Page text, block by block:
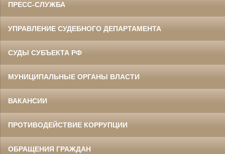
ПРЕСС-СЛУЖБА
УПРАВЛЕНИЕ СУДЕБНОГО ДЕПАРТАМЕНТА
СУДЫ СУБЪЕКТА РФ
МУНИЦИПАЛЬНЫЕ ОРГАНЫ ВЛАСТИ
ВАКАНСИИ
ПРОТИВОДЕЙСТВИЕ КОРРУПЦИИ
ОБРАЩЕНИЯ ГРАЖДАН